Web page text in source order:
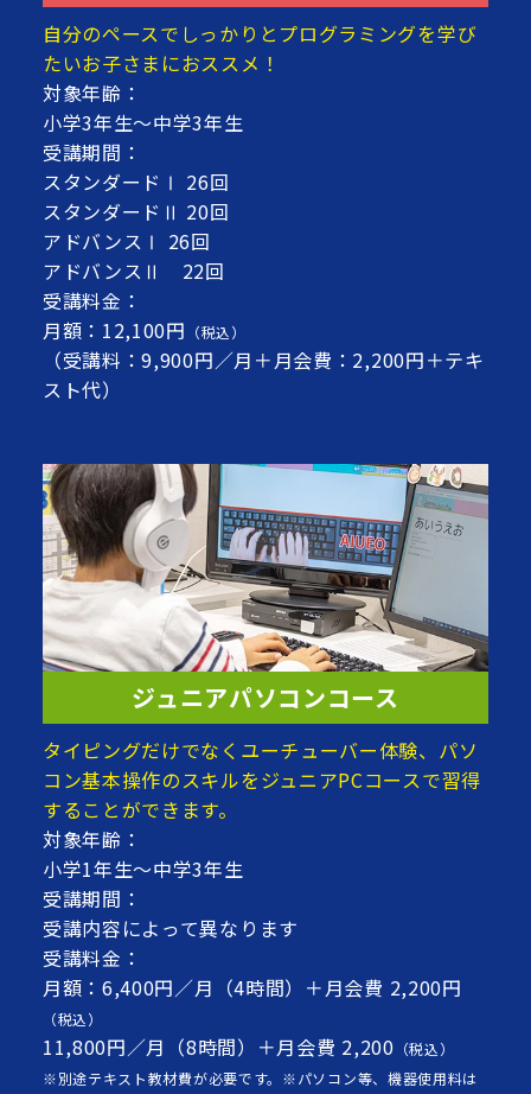
自分のペースでしっかりとプログラミングを学び
たいお子さまにおススメ！
対象年齢：
小学3年生～中学3年生
受講期間：
スタンダードⅠ 26回
スタンダードⅡ 20回
アドバンスⅠ 26回
アドバンスⅡ 22回
受講料金：
月額：12,100円 （税込）
（受講料：9,900円／月＋月会費：2,200円＋テキ
スト代）
ジュニアパソコンコース
タイピングだけでなくユーチューバー体験、パソ
コン基本操作のスキルをジュニアPCコースで習得
することができます。
対象年齢：
小学1年生～中学3年生
受講期間：
受講内容によって異なります
受講料金：
月額：6,400円／月（4時間）＋月会費 2,200円
（税込）
11,800円／月（8時間）＋月会費 2,200 （税込）
※別途テキスト教材費が必要です。※パソコン等、機器使用料は